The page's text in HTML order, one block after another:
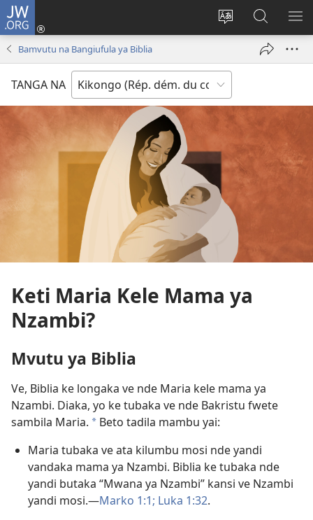
JW.ORG
Soba
site
yai
Kukota
(ke
ya
mpa)
Kusosa
na
JW.ORG
Bamvutu na Bangiufula ya Biblia
TANGA NA
Keti Maria Kele Mama ya
Nzambi?
Mvutu ya Biblia
Ve, Biblia ke longaka ve nde Maria kele mama ya
Nzambi. Diaka, yo ke tubaka ve nde Bakristu fwete
sambila Maria. a Beto tadila mambu yai:
Maria tubaka ve ata kilumbu mosi nde yandi
vandaka mama ya Nzambi. Biblia ke tubaka nde
yandi butaka “Mwana ya Nzambi” kansi ve Nzambi
yandi mosi.—Marko 1:1; Luka 1:32.